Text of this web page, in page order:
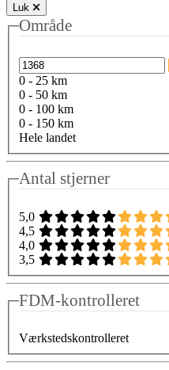
Luk
Område
0 - 25 km
0 - 50 km
0 - 100 km
0 - 150 km
Hele landet
Antal stjerner
5,0
4,5
4,0
3,5
FDM-kontrolleret
Værkstedskontrolleret